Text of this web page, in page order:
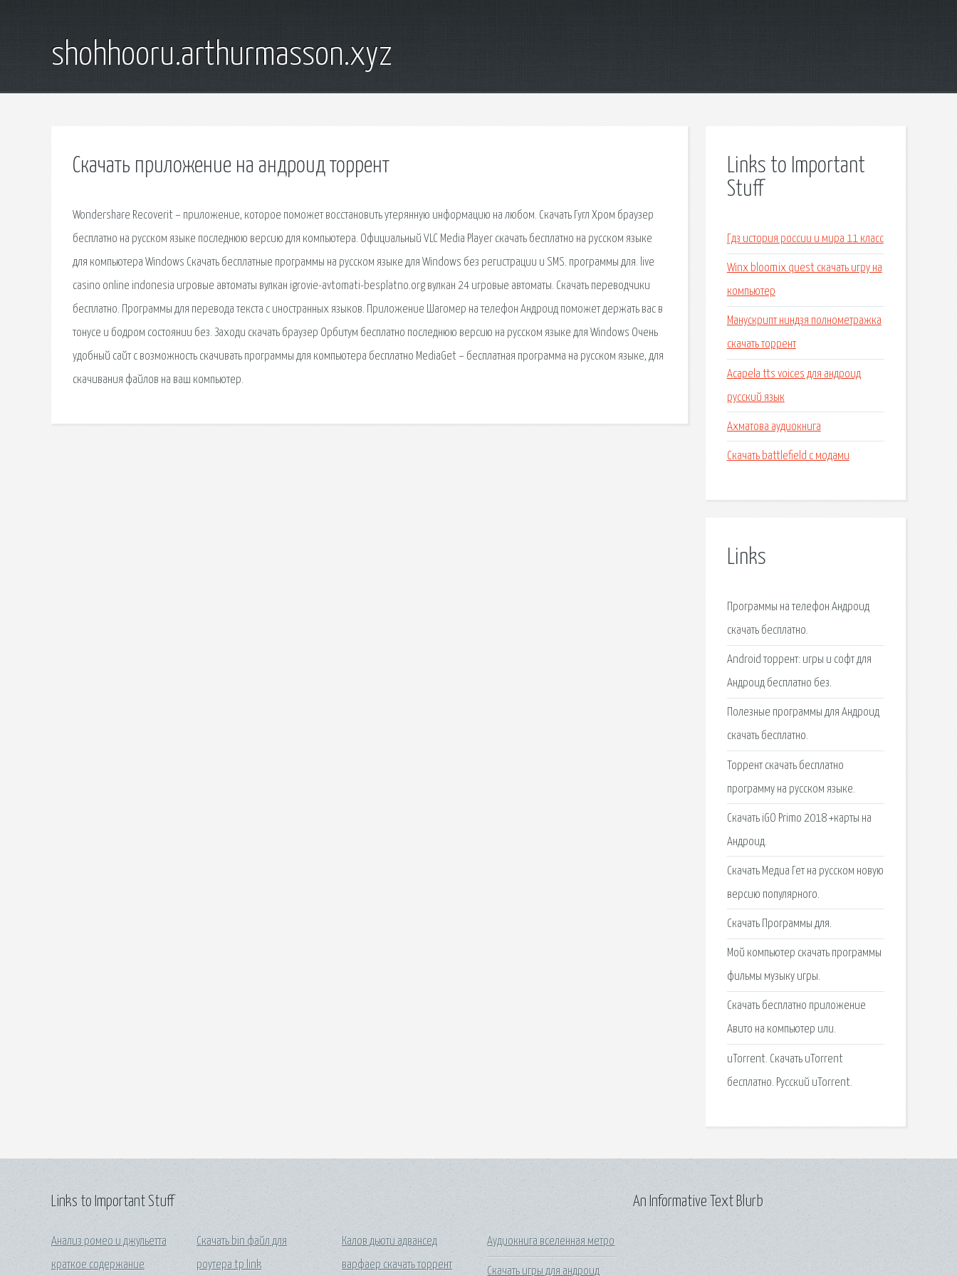
shohhooru.arthurmasson.xyz
Скачать приложение на андроид торрент
Wondershare Recoverit – приложение, которое поможет восстановить утерянную информацию на любом. Скачать Гугл Хром браузер
бесплатно на русском языке последнюю версию для компьютера. Официальный VLC Media Player скачать бесплатно на русском языке
для компьютера Windows Скачать бесплатные программы на русском языке для Windows без регистрации и SMS. программы для. live
casino online indonesia игровые автоматы вулкан igrovie-avtomati-besplatno.org вулкан 24 игровые автоматы. Скачать переводчики
бесплатно. Программы для перевода текста с иностранных языков. Приложение Шагомер на телефон Андроид поможет держать вас в
тонусе и бодром состоянии без. Заходи скачать браузер Орбитум бесплатно последнюю версию на русском языке для Windows Очень
удобный сайт с возможность скачивать программы для компьютера бесплатно MediaGet – бесплатная программа на русском языке, для
скачивания файлов на ваш компьютер.
Links to Important
Stuff
Гдз история россии и мира 11 класс
Winx bloomix quest скачать игру на
компьютер
Манускрипт ниндзя полнометражка
скачать торрент
Acapela tts voices для андроид
русский язык
Ахматова аудиокнига
Скачать battlefield с модами
Links
Программы на телефон Андроид
скачать бесплатно.
Android торрент: игры и софт для
Андроид бесплатно без.
Полезные программы для Андроид
скачать бесплатно.
Торрент cкачать бесплатно
программу на русском языке.
Скачать iGO Primo 2018 +карты на
Андроид.
Скачать Медиа Гет на русском новую
версию популярного.
Скачать Программы для.
Мой компьютер скачать программы
фильмы музыку игры.
Скачать бесплатно приложение
Авито на компьютер или.
uTorrent. Скачать uTorrent
бесплатно. Русский uTorrent.
Links to Important Stuff
Анализ ромео и джульетта
краткое содержание
Скачать bin файл для
роутера tp link
Калов дьюти адвансед
варфаер скачать торрент
Аудиокнига вселенная метро
Скачать игры для андроид
An Informative Text Blurb